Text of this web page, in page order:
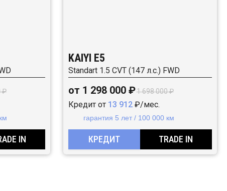
₽
IN
KAIYI E5
Standart 1.5 CVT (147 л.с.) FWD
от 1 298 000 ₽1 698 000 ₽
Кредит от 13 912₽/мес.
гарантия 5 лет / 100 000 км
КРЕДИТ TRADE IN